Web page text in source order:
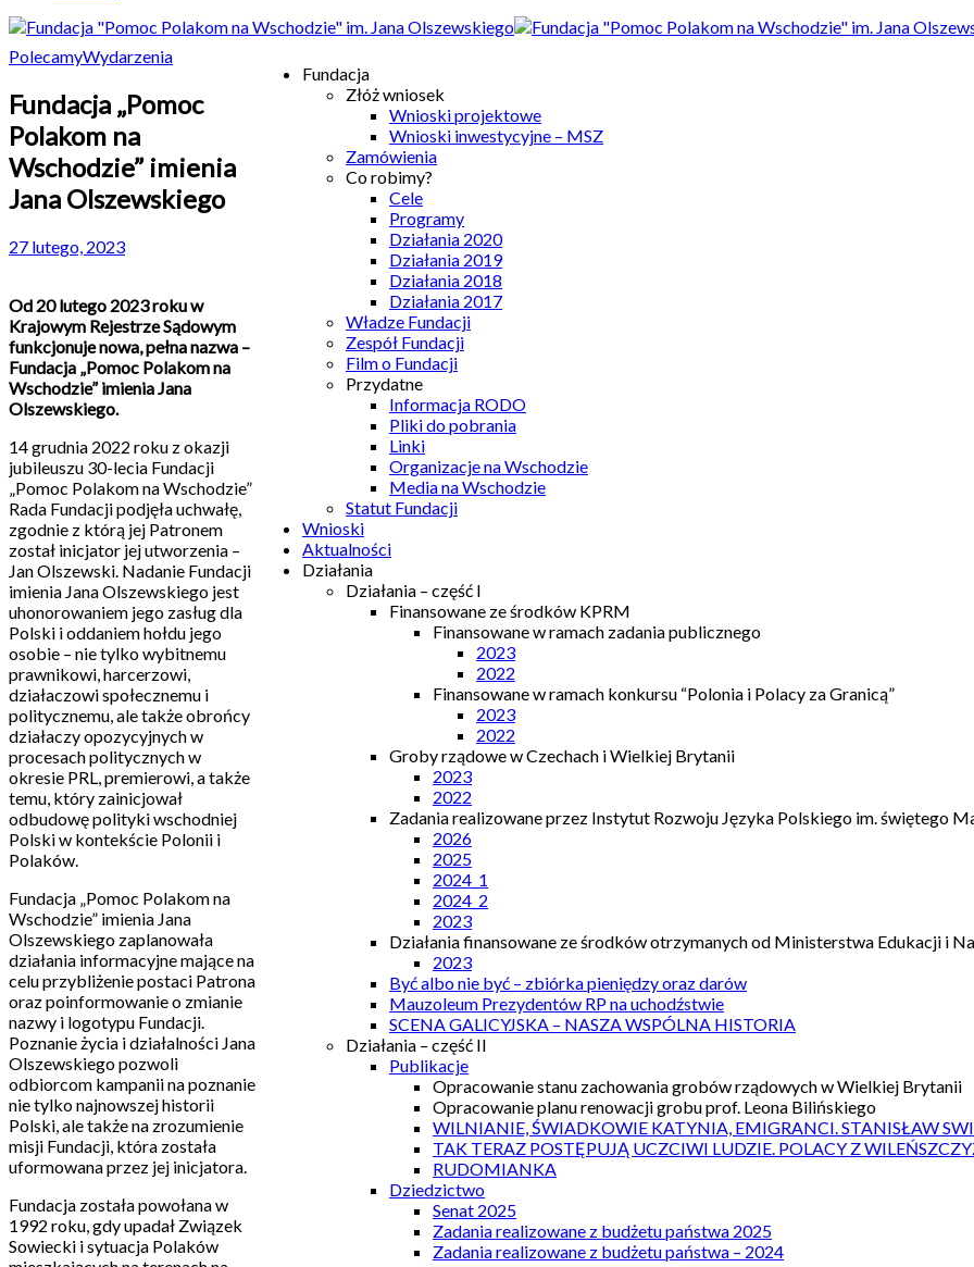
Fundacja
Złóż wniosek
Wnioski projektowe
Wnioski inwestycyjne – MSZ
Zamówienia
Co robimy?
Cele
Programy
Działania 2020
Działania 2019
Działania 2018
Działania 2017
Władze Fundacji
Zespół Fundacji
Film o Fundacji
Przydatne
Informacja RODO
Pliki do pobrania
Linki
Organizacje na Wschodzie
Media na Wschodzie
Statut Fundacji
Wnioski
Aktualności
Działania
Działania – część I
Finansowane ze środków KPRM
Finansowane w ramach zadania publicznego
2023
2022
Finansowane w ramach konkursu “Polonia i Polacy za Granicą”
2023
2022
Groby rządowe w Czechach i Wielkiej Brytanii
2023
2022
Zadania realizowane przez Instytut Rozwoju Języka Polskiego im. świętego
2026
2025
2024_1
2024_2
2023
Działania finansowane ze środków otrzymanych od Ministerstwa Edukacji i
2023
Być albo nie być – zbiórka pieniędzy oraz darów
Mauzoleum Prezydentów RP na uchodźstwie
SCENA GALICYJSKA – NASZA WSPÓLNA HISTORIA
Działania – część II
Publikacje
Opracowanie stanu zachowania grobów rządowych w Wielkiej Brytanii
Opracowanie planu renowacji grobu prof. Leona Bilińskiego
WILNIANIE, ŚWIADKOWIE KATYNIA, EMIGRANCI. STANISŁAW
TAK TERAZ POSTĘPUJĄ UCZCIWI LUDZIE. POLACY Z
RUDOMIANKA
Dziedzictwo
Senat 2025
Zadania realizowane z budżetu państwa 2025
Zadania realizowane z budżetu państwa – 2024
PolecamyWydarzenia
Fundacja „Pomoc
Polakom na
Wschodzie” imienia
Jana Olszewskiego
27 lutego, 2023
Od 20 lutego 2023 roku w
Krajowym Rejestrze Sądowym
funkcjonuje nowa, pełna nazwa –
Fundacja „Pomoc Polakom na
Wschodzie” imienia Jana
Olszewskiego.
14 grudnia 2022 roku z okazji
jubileuszu 30-lecia Fundacji
„Pomoc Polakom na Wschodzie”
Rada Fundacji podjęła uchwałę,
zgodnie z którą jej Patronem
został inicjator jej utworzenia –
Jan Olszewski. Nadanie Fundacji
imienia Jana Olszewskiego jest
uhonorowaniem jego zasług dla
Polski i oddaniem hołdu jego
osobie – nie tylko wybitnemu
prawnikowi, harcerzowi,
działaczowi społecznemu i
politycznemu, ale także obrońcy
działaczy opozycyjnych w
procesach politycznych w
okresie PRL, premierowi, a także
temu, który zainicjował
odbudowę polityki wschodniej
Polski w kontekście Polonii i
Polaków.
Fundacja „Pomoc Polakom na
Wschodzie” imienia Jana
Olszewskiego zaplanowała
działania informacyjne mające na
celu przybliżenie postaci Patrona
oraz poinformowanie o zmianie
nazwy i logotypu Fundacji.
Poznanie życia i działalności Jana
Olszewskiego pozwoli
odbiorcom kampanii na poznanie
nie tylko najnowszej historii
Polski, ale także na zrozumienie
misji Fundacji, która została
uformowana przez jej inicjatora.
Fundacja została powołana w
1992 roku, gdy upadał Związek
Sowiecki i sytuacja Polaków